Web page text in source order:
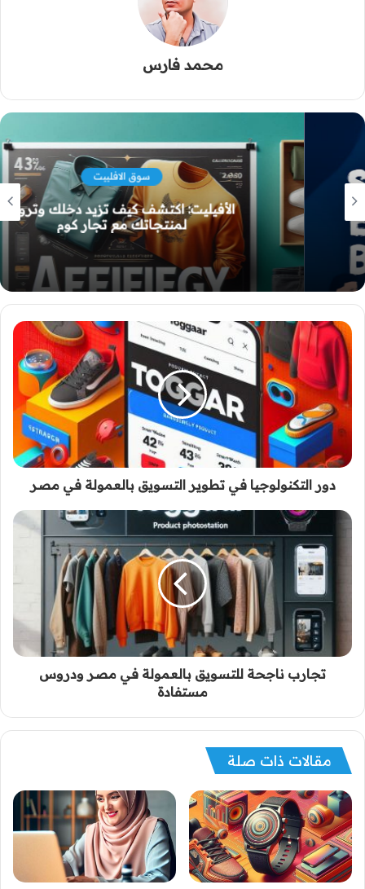
محمد فارس
سوق الافلييت
الأفيليت: اكتشف كيف تزيد دخلك وتروج
لمنتجاتك مع تجار كوم
دور التكنولوجيا في تطوير التسويق بالعمولة في مصر
تجارب ناجحة للتسويق بالعمولة في مصر ودروس
مستفادة
مقالات ذات صلة